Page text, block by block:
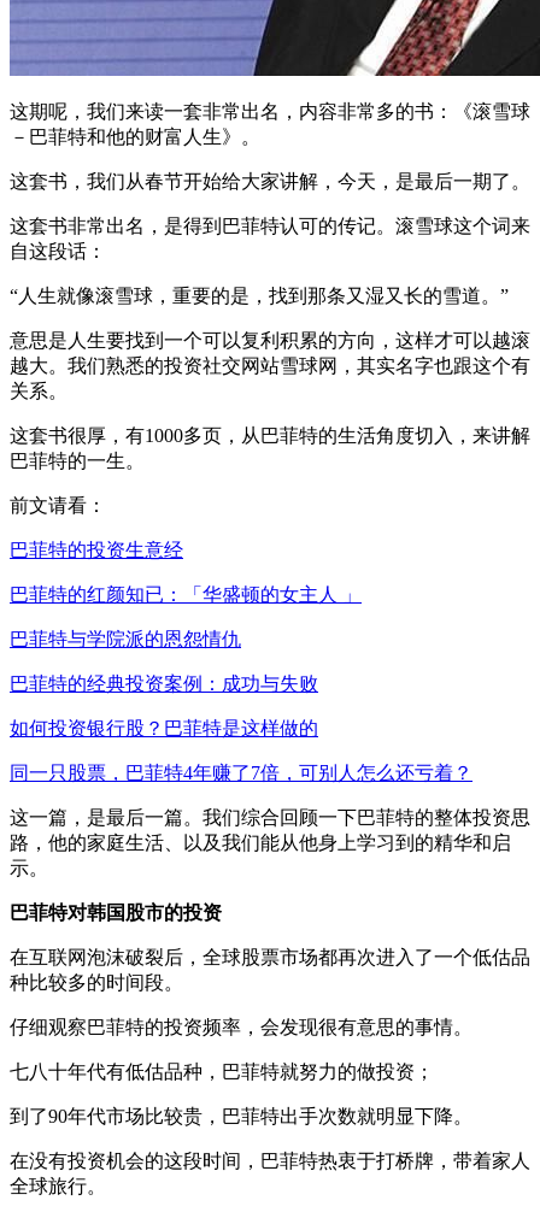
这期呢，我们来读一套非常出名，内容非常多的书：《滚雪球
－巴菲特和他的财富人生》。
这套书，我们从春节开始给大家讲解，今天，是最后一期了。
这套书非常出名，是得到巴菲特认可的传记。滚雪球这个词来
自这段话：
“人生就像滚雪球，重要的是，找到那条又湿又长的雪道。”
意思是人生要找到一个可以复利积累的方向，这样才可以越滚
越大。我们熟悉的投资社交网站雪球网，其实名字也跟这个有
关系。
这套书很厚，有1000多页，从巴菲特的生活角度切入，来讲解
巴菲特的一生。
前文请看：
巴菲特的投资生意经
巴菲特的红颜知已：「华盛顿的女主人 」
巴菲特与学院派的恩怨情仇
巴菲特的经典投资案例：成功与失败
如何投资银行股？巴菲特是这样做的
同一只股票，巴菲特4年赚了7倍，可别人怎么还亏着？
这一篇，是最后一篇。我们综合回顾一下巴菲特的整体投资思
路，他的家庭生活、以及我们能从他身上学习到的精华和启
示。
巴菲特对韩国股市的投资
在互联网泡沫破裂后，全球股票市场都再次进入了一个低估品
种比较多的时间段。
仔细观察巴菲特的投资频率，会发现很有意思的事情。
七八十年代有低估品种，巴菲特就努力的做投资；
到了90年代市场比较贵，巴菲特出手次数就明显下降。
在没有投资机会的这段时间，巴菲特热衷于打桥牌，带着家人
全球旅行。